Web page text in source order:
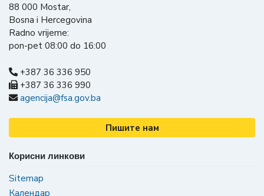
88 000 Mostar,
Bosna i Hercegovina
Radno vrijeme:
pon-pet 08:00 do 16:00
+387 36 336 950
+387 36 336 990
agencija@fsa.gov.ba
Пишите нам
Корисни линкови
Sitemap
Календар